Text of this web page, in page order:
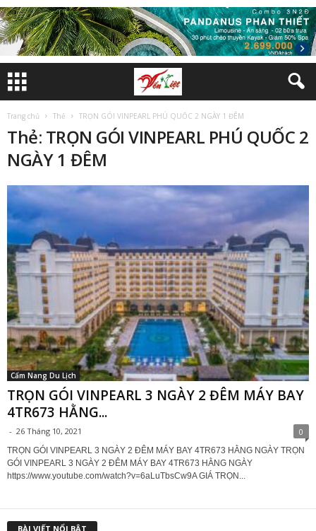
Trang chủ Thẻ TRỌN GÓI VINPEARL PHÚ QUỐC 2 NGÀY 1 ĐÊM
Thẻ: TRỌN GÓI VINPEARL PHÚ QUỐC 2
NGÀY 1 ĐÊM
Cẩm Nang Du Lịch
TRỌN GÓI VINPEARL 3 NGÀY 2 ĐÊM MÁY BAY
4TR673 HẰNG...
- 26 Tháng 10, 2021 0
TRỌN GÓI VINPEARL 3 NGÀY 2 ĐÊM MÁY BAY 4TR673 HẰNG NGÀY TRỌN
GÓI VINPEARL 3 NGÀY 2 ĐÊM MÁY BAY 4TR673 HẰNG NGÀY
https://www.youtube.com/watch?v=6aLuTbsCw9A GIÁ TRỌN...
BÀI VIẾT NỔI BẬT